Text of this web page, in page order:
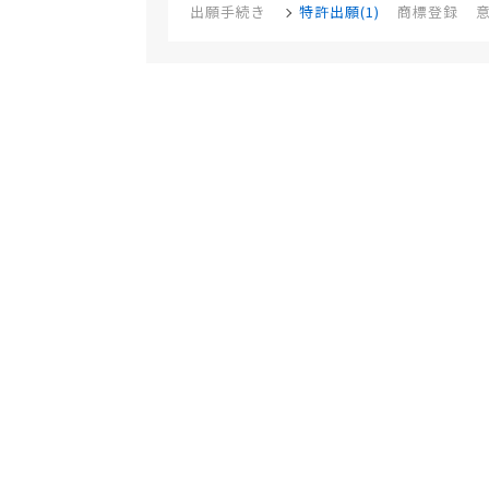
出願手続き 特許出願(1) 商標登録